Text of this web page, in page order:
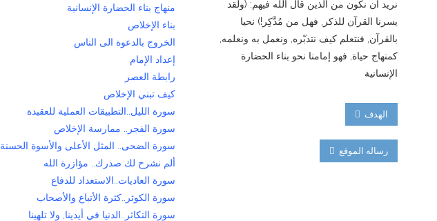
نريد أن نكون من الذين قال الله فيهم: (ولقد
يسرنا القرآن للذكر, فهل من مُدَّكِر!) نحيا
بالقرآن, فنتعلم كيف نتدبّره, ونعمل به ونعلمه,
كمنهاج حياة, فهو إمامنا نحو بناء الحضارة
الإنسانية
الهدف
رساله الموقع
منهاج بناء الحضارة الإنسانية
بناء الإخلاص
الخروج بالدعوة الى الناس
إعداد الإمام
رابطة العصر
كيف تبني الإخلاص
سورة الليل..التطبيقات العملية للعقيدة
سورة الفجر.. ممارسة الإخلاص
سورة الضحى.. المثل الأعلى والأسوة الحسنة
ألم نشرح لك صدرك.. مؤازرة الله
سورة العاديات..الاستعداد للدفاع
سورة الكوثر..كثرة الأتباع والأصحاب
سورة التكاثر..الدنيا في أيدينا, ولا تلهينا